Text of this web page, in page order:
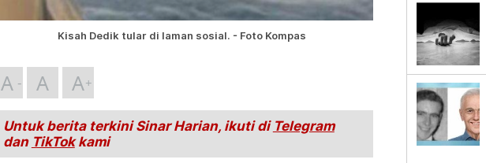
Kisah Dedik tular di laman sosial. - Foto Kompas
A A A
Untuk berita terkini Sinar Harian, ikuti di Telegram
dan TikTokkami